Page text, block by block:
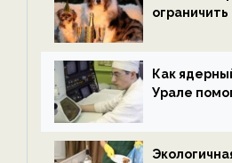
ECOportal
Как
Урале
ECOportal